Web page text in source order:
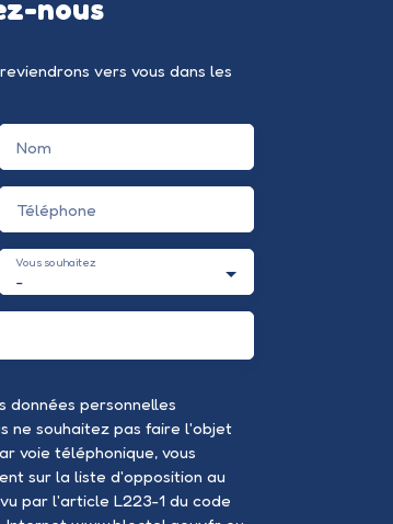
nous
vers vous dans les
Nom
Téléphone
-
Vous souhaitez
personnelles
ne souhaitez pas faire l'objet
voie téléphonique, vous
sur la liste d'opposition au
par l'article L223-1 du code